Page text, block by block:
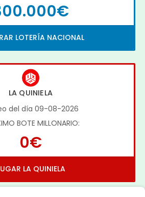
LOTERÍA NACIONAL
LA QUINIELA
del día 09-08-2026
BOTE MILLONARIO:
0€
LA QUINIELA